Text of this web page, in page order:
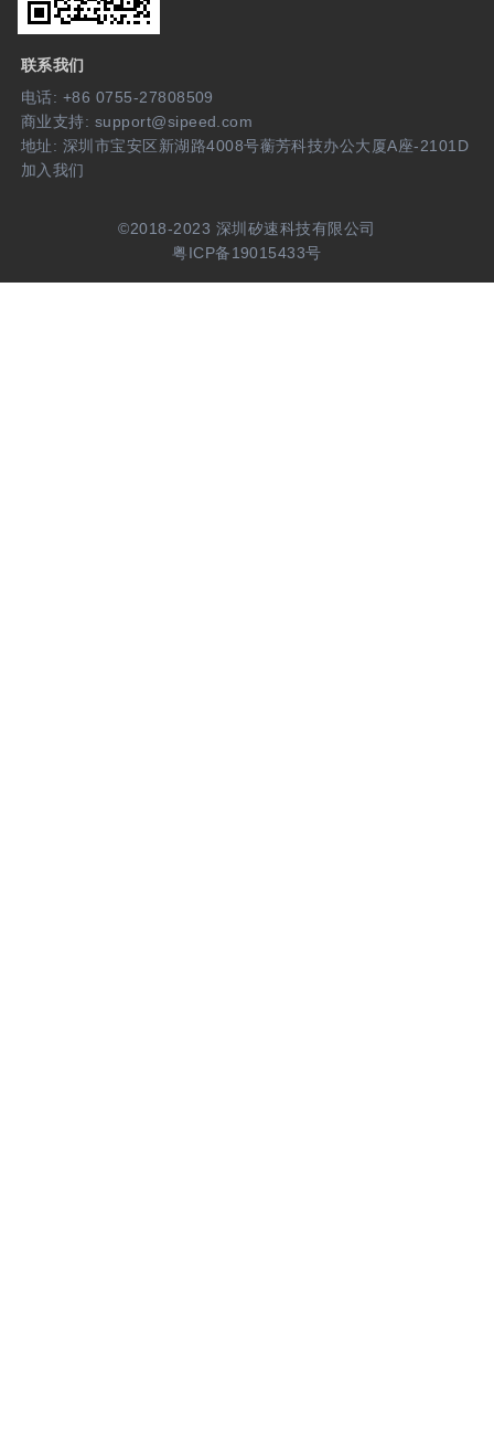
联系我们
电话: +86 0755-27808509
商业支持: support@sipeed.com
地址: 深圳市宝安区新湖路4008号蘅芳科技办公大厦A座-2101D
加入我们
©2018-2023 深圳矽速科技有限公司
粤ICP备19015433号